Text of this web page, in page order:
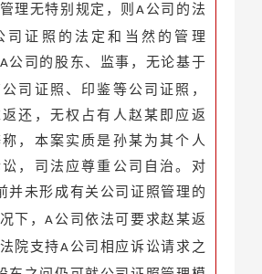
理无特别规定，则A 公司的法
司证照的法定和当然的管理
A公司的股东、监事，无论基于
司证照、印鉴等公司证照，
还，无权占有人赵某即应返
，本案实质是孙某为其个人
，司法应尊重公司自治。对
并未形成有关公司证照管理的
下，A 公司依法可要求赵某返
院支持A 公司相应诉讼请求之